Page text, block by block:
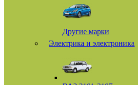
Другие марки
Электрика и электроника